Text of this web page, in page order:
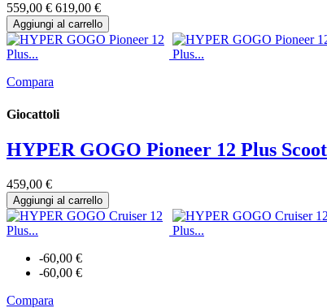
559,00 € 619,00 €
Aggiungi al carrello
Compara
Giocattoli
HYPER GOGO Pioneer 12 Plus
459,00 €
Aggiungi al carrello
-60,00 €
-60,00 €
Compara